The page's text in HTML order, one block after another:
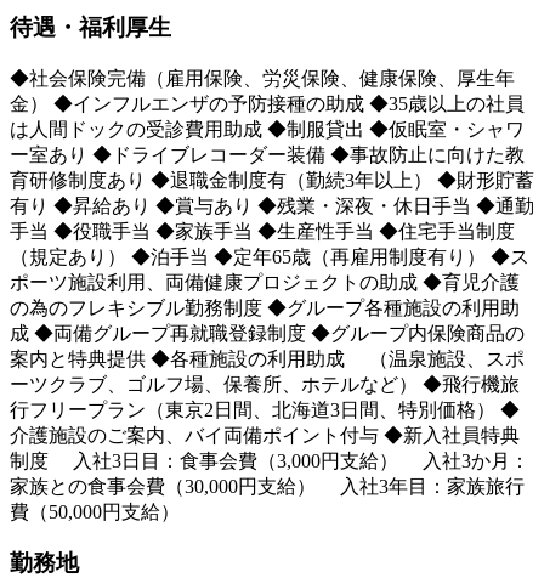
待遇・福利厚生
◆社会保険完備（雇用保険、労災保険、健康保険、厚生年
金） ◆インフルエンザの予防接種の助成 ◆35歳以上の社員
は人間ドックの受診費用助成 ◆制服貸出 ◆仮眠室・シャワ
ー室あり ◆ドライブレコーダー装備 ◆事故防止に向けた教
育研修制度あり ◆退職金制度有（勤続3年以上） ◆財形貯蓄
有り ◆昇給あり ◆賞与あり ◆残業・深夜・休日手当 ◆通勤
手当 ◆役職手当 ◆家族手当 ◆生産性手当 ◆住宅手当制度
（規定あり） ◆泊手当 ◆定年65歳（再雇用制度有り） ◆ス
ポーツ施設利用、両備健康プロジェクトの助成 ◆育児介護
の為のフレキシブル勤務制度 ◆グループ各種施設の利用助
成 ◆両備グループ再就職登録制度 ◆グループ内保険商品の
案内と特典提供 ◆各種施設の利用助成 （温泉施設、スポ
ーツクラブ、ゴルフ場、保養所、ホテルなど） ◆飛行機旅
行フリープラン（東京2日間、北海道3日間、特別価格） ◆
介護施設のご案内、バイ両備ポイント付与 ◆新入社員特典
制度 入社3日目：食事会費（3,000円支給） 入社3か月：
家族との食事会費（30,000円支給） 入社3年目：家族旅行
費（50,000円支給）
勤務地